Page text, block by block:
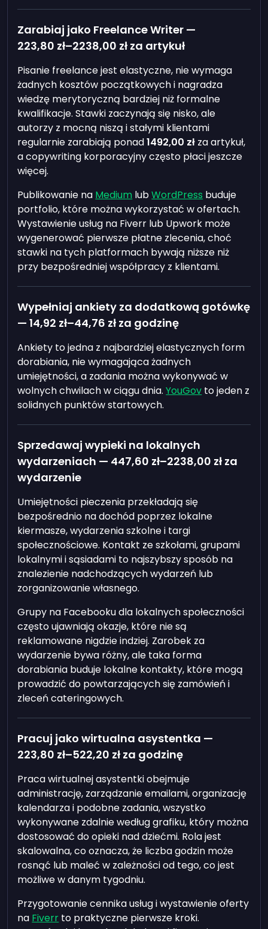
Zarabiaj jako Freelance Writer —
223,80 zł–2238,00 zł za artykuł
Pisanie freelance jest elastyczne, nie wymaga
żadnych kosztów początkowych i nagradza
wiedzę merytoryczną bardziej niż formalne
kwalifikacje. Stawki zaczynają się nisko, ale
autorzy z mocną niszą i stałymi klientami
regularnie zarabiają ponad1492,00 zł za artykuł,
a copywriting korporacyjny często płaci jeszcze
więcej.
Publikowanie na Medium lubWordPress buduje
portfolio, które można wykorzystać w ofertach.
Wystawienie usług na Fiverr lub Upwork może
wygenerować pierwsze płatne zlecenia, choć
stawki na tych platformach bywają niższe niż
przy bezpośredniej współpracy z klientami.
Wypełniaj ankiety za dodatkową gotówkę
—14,92 zł–44,76 zł za godzinę
Ankiety to jedna z najbardziej elastycznych form
dorabiania, nie wymagająca żadnych
umiejętności, a zadania można wykonywać w
wolnych chwilach w ciągu dnia.YouGov to jeden z
solidnych punktów startowych.
Sprzedawaj wypieki na lokalnych
wydarzeniach — 447,60 zł–2238,00 zł za
wydarzenie
Umiejętności pieczenia przekładają się
bezpośrednio na dochód poprzez lokalne
kiermasze, wydarzenia szkolne i targi
społecznościowe. Kontakt ze szkołami, grupami
lokalnymi i sąsiadami to najszybszy sposób na
znalezienie nadchodzących wydarzeń lub
zorganizowanie własnego.
Grupy na Facebooku dla lokalnych społeczności
często ujawniają okazje, które nie są
reklamowane nigdzie indziej. Zarobek za
wydarzenie bywa różny, ale taka forma
dorabiania buduje lokalne kontakty, które mogą
prowadzić do powtarzających się zamówień i
zleceń cateringowych.
Pracuj jako wirtualna asystentka —
223,80 zł–522,20 zł za godzinę
Praca wirtualnej asystentki obejmuje
administrację, zarządzanie emailami, organizację
kalendarza i podobne zadania, wszystko
wykonywane zdalnie według grafiku, który można
dostosować do opieki nad dziećmi. Rola jest
skalowalna, co oznacza, że liczba godzin może
rosnąć lub maleć w zależności od tego, co jest
możliwe w danym tygodniu.
Przygotowanie cennika usług i wystawienie oferty
na Fiverr to praktyczne pierwsze kroki.